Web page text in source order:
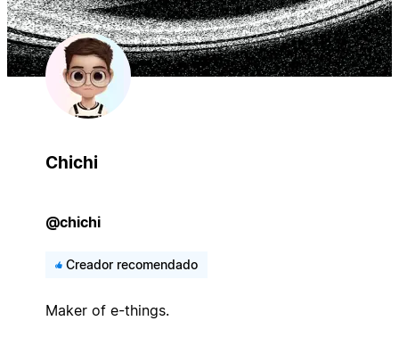
Chichi
@chichi
Creador recomendado
Maker of e-things.